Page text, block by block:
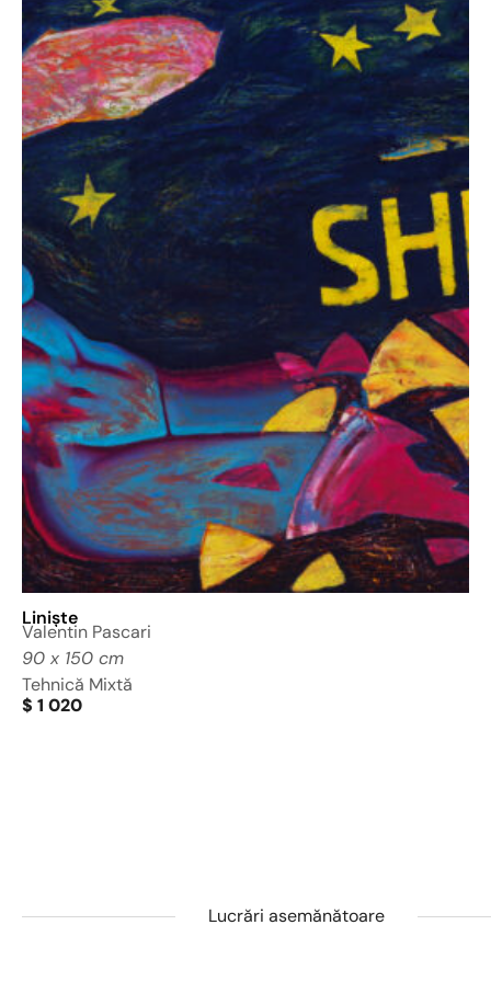
Liniște
Valentin Pascari
90 x 150 cm
Tehnică Mixtă
$ 1 020
Lucrări asemănătoare